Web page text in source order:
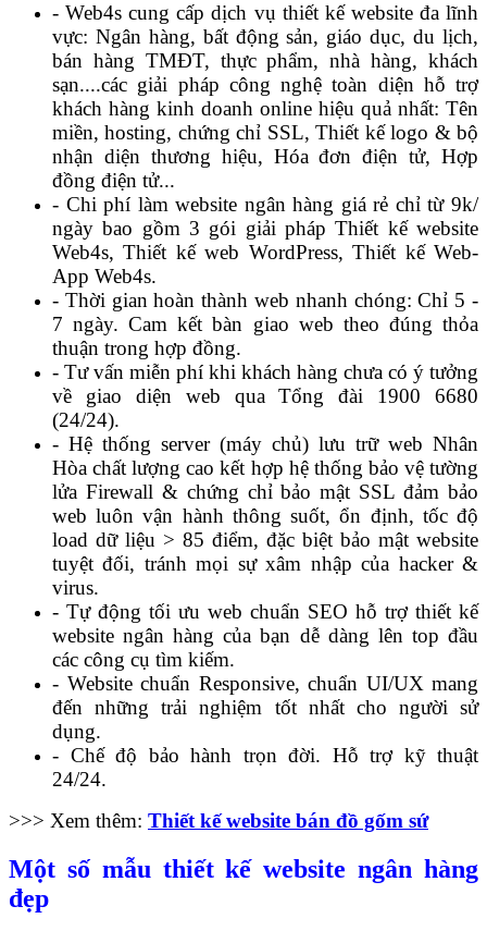
- Web4s cung cấp dịch vụ thiết kế website đa lĩnh
vực: Ngân hàng, bất động sản, giáo dục, du lịch,
bán hàng TMĐT, thực phẩm, nhà hàng, khách
sạn....các giải pháp công nghệ toàn diện hỗ trợ
khách hàng kinh doanh online hiệu quả nhất: Tên
miền, hosting, chứng chỉ SSL, Thiết kế logo & bộ
nhận diện thương hiệu, Hóa đơn điện tử, Hợp
đồng điện tử...
- Chi phí làm website ngân hàng giá rẻ chỉ từ 9k/
ngày bao gồm 3 gói giải pháp Thiết kế website
Web4s, Thiết kế web WordPress, Thiết kế Web-
App Web4s.
- Thời gian hoàn thành web nhanh chóng: Chỉ 5 -
7 ngày. Cam kết bàn giao web theo đúng thỏa
thuận trong hợp đồng.
- Tư vấn miễn phí khi khách hàng chưa có ý tưởng
về giao diện web qua Tổng đài 1900 6680
(24/24).
- Hệ thống server (máy chủ) lưu trữ web Nhân
Hòa chất lượng cao kết hợp hệ thống bảo vệ tường
lửa Firewall & chứng chỉ bảo mật SSL đảm bảo
web luôn vận hành thông suốt, ổn định, tốc độ
load dữ liệu > 85 điểm, đặc biệt bảo mật website
tuyệt đối, tránh mọi sự xâm nhập của hacker &
virus.
- Tự động tối ưu web chuẩn SEO hỗ trợ thiết kế
website ngân hàng của bạn dễ dàng lên top đầu
các công cụ tìm kiếm.
- Website chuẩn Responsive, chuẩn UI/UX mang
đến những trải nghiệm tốt nhất cho người sử
dụng.
- Chế độ bảo hành trọn đời. Hỗ trợ kỹ thuật
24/24.
>>> Xem thêm: Thiết kế website bán đồ gốm sứ
Một số mẫu thiết kế website ngân hàng
đẹp